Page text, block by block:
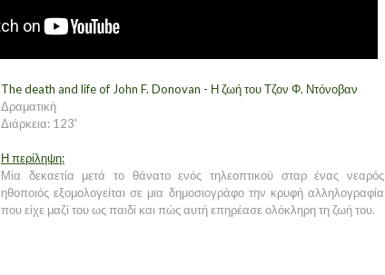
The death and life of John F. Donovan - Η ζωή του Τζον Φ. Ντόνοβαν
Δραματική
Διάρκεια: 123'
Η περίληψη:
Μία δεκαετία μετά το θάνατο ενός τηλεοπτικού σταρ ένας νεαρός
ηθοποιός εξομολογείται σε μια δημοσιογράφο την κρυφή αλληλογραφία
που είχε μαζί του ως παιδί και πώς αυτή επηρέασε ολόκληρη τη ζωή του.